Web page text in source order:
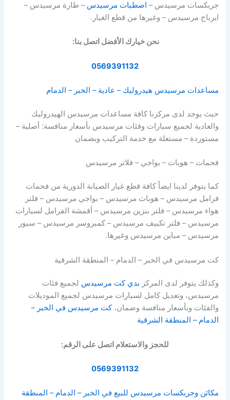
جربكسات مرسيدس – اصطبات مرسيدس – طارة مرسيدس –
ايرباج مرسيدس – وغيرها من قطع الغيار.
نحن خيارك الأفضل اتصل بنا:
0569391132
مساعدات مرسيدس هيدروليك – عادية – الخبر – الدمام
حيث يوجد لدى مركزنا كافة مساعدات مرسيدس الهيدروليك
والعادية لجميع سيارات وفئات مرسيدس بأسعار منافسة: أصلية –
مستوردة – مستعلة مع خدمة التركيب وبضمان
فحمات – هوبات – بواجي – فلاتر مرسيدس
كما يتوفر لدينا ايضاً كافة قطع غيار الصيانة الدورية من فحمات
فرامل مرسيدس – هوبات مرسيدس – بواجي مرسيدس – فلتر
هواء مرسيدس – فلتر بنزين مرسيدس – أقمشة الفرامل لسيارات
مرسيدس – فلتر تكييف مرسيدس – كمبروسر مرسيدس – سيور
مرسيدس – مباين مرسيدس وغيرها.
كت مرسيدس في الخبر – الدمام – المنطقة الشرقية
وكذلك يتوفر لدى المركز بدي كت مرسيدس لجميع فئات
مرسيدس، وتعديل كامل لسيارات مرسيدس لجميع الموديلات
والفئات وبأسعار منافسة وضمان،كت مرسيدس في الخبر –
الدمام – المنطقة الشرقية
للحجز والاستعلام اتصل على الرقم:
0569391132
مكائن وجربكسات مرسيدس للبيع في الخبر – الدمام – المنطقة